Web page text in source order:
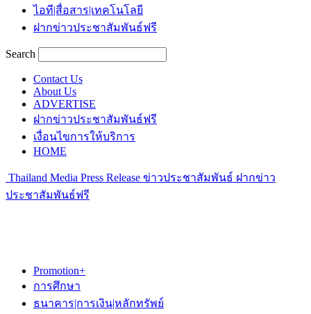
ไอที|สื่อสาร|เทคโนโลยี
ฝากข่าวประชาสัมพันธ์ฟรี
Search
Contact Us
About Us
ADVERTISE
ฝากข่าวประชาสัมพันธ์ฟรี
เงื่อนไขการให้บริการ
HOME
Thailand Media Press Release ข่าวประชาสัมพันธ์ ฝากข่าว
ประชาสัมพันธ์ฟรี
Promotion+
การศึกษา
ธนาคาร|การเงิน|หลักทรัพย์